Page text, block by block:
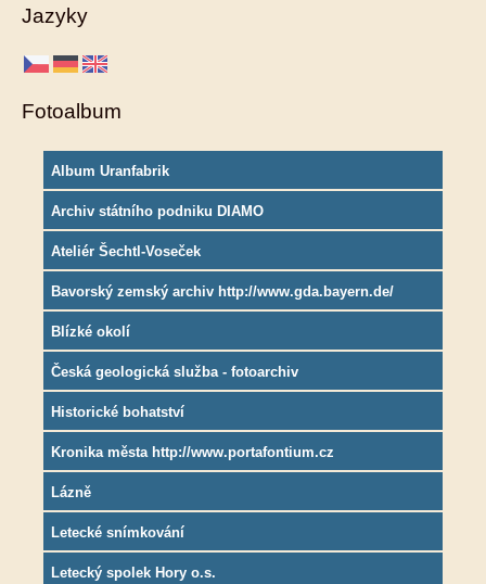
Jazyky
Fotoalbum
Album Uranfabrik
Archiv státního podniku DIAMO
Ateliér Šechtl-Voseček
Bavorský zemský archiv http://www.gda.bayern.de/
Blízké okolí
Česká geologická služba - fotoarchiv
Historické bohatství
Kronika města http://www.portafontium.cz
Lázně
Letecké snímkování
Letecký spolek Hory o.s.